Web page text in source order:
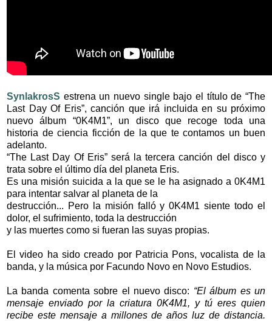
SynlakrosS estrena un nuevo single bajo el título de “The
Last Day Of Eris”, canción que irá incluida en su próximo
nuevo álbum “0K4M1”, un disco que recoge toda una
historia de ciencia ficción de la que te contamos un buen
adelanto.
“The Last Day Of Eris” será la tercera canción del disco y
trata sobre el último día del planeta Eris.
Es una misión suicida a la que se le ha asignado a 0K4M1
para intentar salvar al planeta de la
destrucción... Pero la misión falló y 0K4M1 siente todo el
dolor, el sufrimiento, toda la destrucción
y las muertes como si fueran las suyas propias.
El video ha sido creado por Patricia Pons, vocalista de la
banda, y la música por Facundo Novo en Novo Estudios.
La banda comenta sobre el nuevo disco: “El álbum es un
mensaje enviado por la criatura 0K4M1, y tú eres quien
recibe este mensaje a millones de años luz de distancia.